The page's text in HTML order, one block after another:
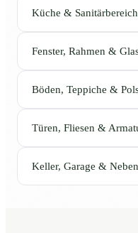
Küche &
Fenster, Rahmen &
Böden, Teppiche &
Türen, Fliesen &
Keller, Garage &